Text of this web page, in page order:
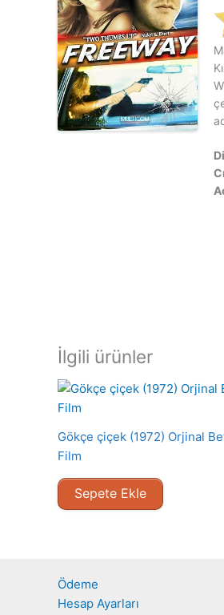
İlgili ürünler
Gökçe çiçek (1972) Orjinal
Film
Sepete Ekle
Ödeme
Hesap Ayarları